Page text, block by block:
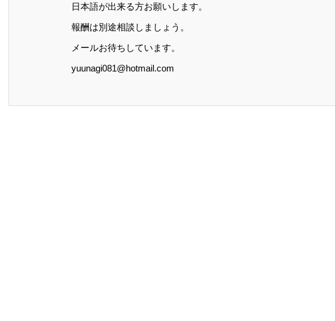
日本語が出来る方お願いします。
報酬は別途相談しましょう。
メールお待ちしています。
yuunagi081@hotmail.com